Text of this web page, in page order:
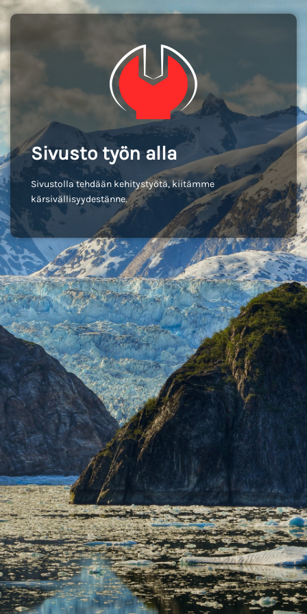
Sivusto työn alla
Sivustolla tehdään kehitystyötä, kiitämme
kärsivällisyydestänne.